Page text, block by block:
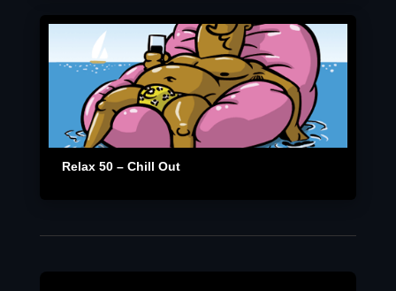
Relax 50 – Chill Out